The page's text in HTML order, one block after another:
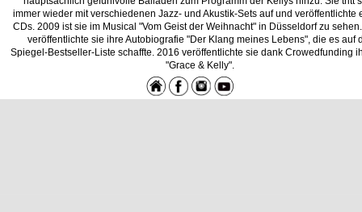
immer wieder mit verschiedenen Jazz- und Akustik-Sets auf und veröffentlichte
CDs. 2009 ist sie im Musical "Vom Geist der Weihnacht" in Düsseldorf zu
veröffentlichte sie ihre Autobiografie "Der Klang meines Lebens", die es auf
Spiegel-Bestseller-Liste schaffte. 2016 veröffentlichte sie dank Crowedfunding
"Grace & Kelly".